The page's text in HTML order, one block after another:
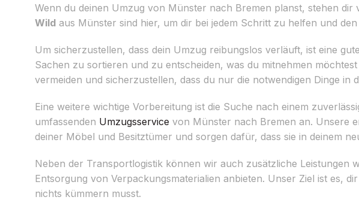
Wenn du deinen Umzug von Münster nach Bremen planst, stehen
Wild aus Münster sind hier, um dir bei jedem Schritt zu helfen und
Um sicherzustellen, dass dein Umzug reibungslos verläuft, ist eine
Sachen zu sortieren und zu entscheiden, was du mitnehmen
vermeiden und sicherzustellen, dass du nur die notwendigen Dinge in
Eine weitere wichtige Vorbereitung ist die Suche nach einem
umfassenden Umzugsservice von Münster nach Bremen an. Unsere
deiner Möbel und Besitztümer und sorgen dafür, dass sie in deinem
Neben der Transportlogistik können wir auch zusätzliche Leistungen
Entsorgung von Verpackungsmaterialien anbieten. Unser Ziel ist es,
nichts kümmern musst.